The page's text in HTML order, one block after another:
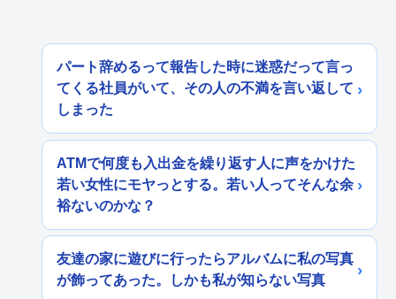
パート辞めるって報告した時に迷惑だって言っ
てくる社員がいて、その人の不満を言い返して
しまった
ATMで何度も入出金を繰り返す人に声をかけた
若い女性にモヤっとする。若い人ってそんな余
裕ないのかな？
友達の家に遊びに行ったらアルバムに私の写真
が飾ってあった。しかも私が知らない写真